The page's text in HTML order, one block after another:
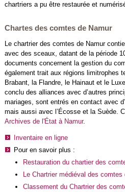
chartriers a pu être restaurée et
Chartes des comtes de Namur
Le chartrier des comtes de Namur
avec des sceaux, datant de la période
documents concernent la gestion du
également trait aux régions limitrophes
Brabant, la Flandre, le Hainaut et le
conclu des alliances avec d’autres
mariages, sont entrés en contact avec
mais aussi avec l’Écosse et la Suède.
Archives de l'État à Namur.
Inventaire en ligne
Pour en savoir plus :
Restauration du chartier des
Le Chartrier médiéval des
Classement du Chartrier des